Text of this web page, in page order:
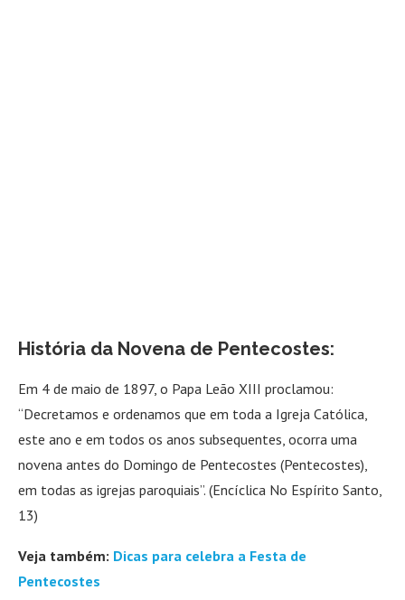
História da Novena de Pentecostes:
Em 4 de maio de 1897, o Papa Leão XIII proclamou:
“Decretamos e ordenamos que em toda a Igreja Católica,
este ano e em todos os anos subsequentes, ocorra uma
novena antes do Domingo de Pentecostes (Pentecostes),
em todas as igrejas paroquiais”. (Encíclica No Espírito Santo,
13)
Veja também: Dicas para celebra a Festa de
Pentecostes